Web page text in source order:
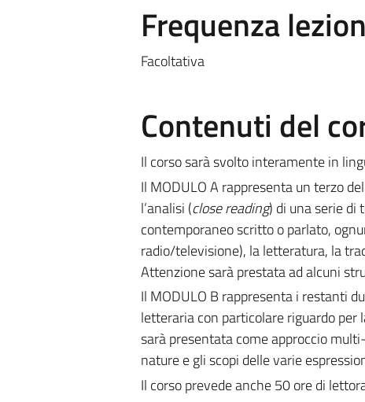
Frequenza
Facoltativa
Contenuti del
Il corso sarà svolto interamente in
Il MODULO A rappresenta un terzo
l’analisi (close reading) di una serie di
contemporaneo scritto o parlato,
radio/televisione), la letteratura, la
Attenzione sarà prestata ad alcuni
Il MODULO B rappresenta i restanti
letteraria con particolare riguardo per
sarà presentata come approccio
nature e gli scopi delle varie
Il corso prevede anche 50 ore di